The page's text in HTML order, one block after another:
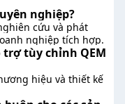
nghiệp?
cứu và phát
nghiệp tích hợp.
trợ tùy chỉnh QEM
hiệu và thiết kế